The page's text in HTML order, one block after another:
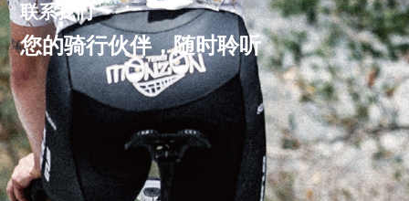
骑行故事
关于我们
服务专区
门店查询
联系我们
您的骑行伙伴，随时聆听